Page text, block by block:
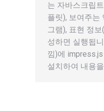
는 자바스크립
플릿), 보여주는
그램), 표현 정
성하면 실행됩
낌)에
설치하여 내용